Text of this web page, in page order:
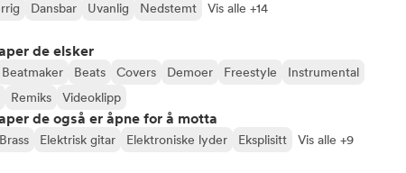
Dansbar Uvanlig Nedstemt Vis alle +14
de elsker
Beatmaker Beats Covers Demoer Freestyle
Instrumental
Remiks Videoklipp
de også er åpne for å motta
Brass Elektrisk gitar Elektroniske lyder Eksplisitt Vis alle +9